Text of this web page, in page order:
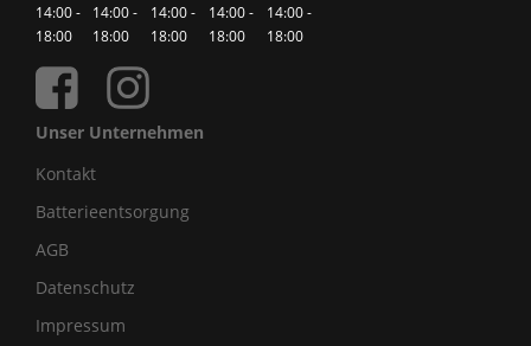
14:00 -
18:00
14:00 -
18:00
14:00 -
18:00
14:00 -
18:00
14:00 -
18:00
Unser Unternehmen
Kontakt
Batterieentsorgung
AGB
Datenschutz
Impressum